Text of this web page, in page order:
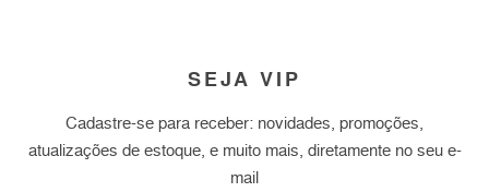
SEJA VIP
Cadastre-se para receber: novidades, promoções,
atualizações de estoque, e muito mais, diretamente no seu e-
mail